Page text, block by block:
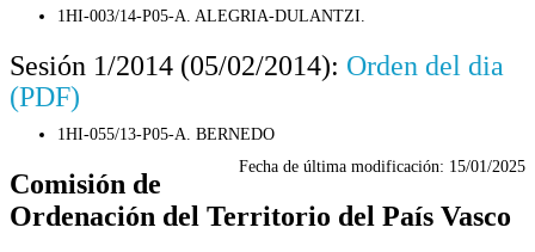
1HI-003/14-P05-A. ALEGRIA-DULANTZI.
Sesión 1/2014 (05/02/2014): Orden del dia
(PDF)
1HI-055/13-P05-A. BERNEDO
Fecha de última modificación: 15/01/2025
Comisión de
Ordenación del Territorio del País Vasco